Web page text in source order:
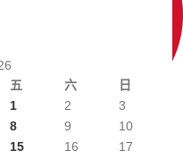
五 六 日
1 2
3
8 9
10
15 16
17